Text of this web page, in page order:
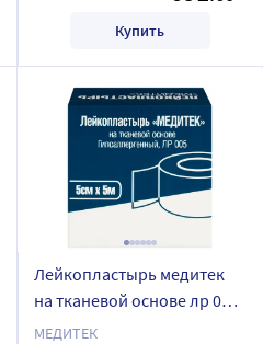
Купить
Лейкопластырь медитек
на тканевой основе лр 005
5х500 см
МЕДИТЕК